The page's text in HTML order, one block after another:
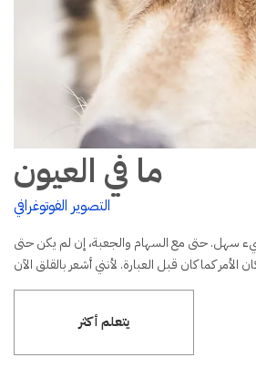
ما في العيون
التصوير الفوتوغرافي
سهل. حتى مع السهام والجعبة، إن لم يكن حتى
كما كان قبل العبارة. لأنني أشعر بالقلق الآن
يتعلم أكثر